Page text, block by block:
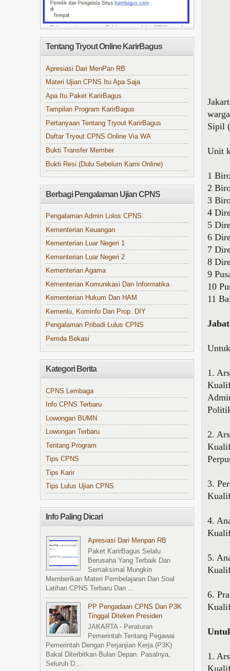
Sipil
Unit
1
2
3
4
5
6
7
8
9
10
11
1.
2.
3.
4.
5.
6.
1.
Tentang Tryout Online KarirBagus
Apresiasi Dari MenPan RB
Materi Ujian CPNS Itu Apa Saja
Apa Itu Paket KarirBagus
Tampilan Program KarirBagus
Pertanyaan Tentang Tryout KarirBagus
Daftar Tryout CPNS Online Via WA
Bukti Transfer Member
Bukti Resi (Dulu Sebelum Kami Online)
Berbagi Pengalaman Ujian CPNS
Pengalaman Admin Lolos CPNS
Kementerian Keuangan
Kementerian Luar Negeri 1
Kementerian Luar Negeri 2
Kementerian Agama
Kementerian Komunikasi Dan Informatika
Kementerian Hukum Dan HAM
Kemenlu, Kominfo Dan Prop. DIY
Pengalaman Pribadi Lulus CPNS
Pemda Bekasi
Kategori Berita
CPNS Lembaga
Info CPNS Terbaru
Lowongan BUMN
Lowongan Terbaru
Tentang Program
Tips CPNS
Tips Karir
Tips Lulus Ujian CPNS
Info Paling Dicari
Apresiasi Dari Menpan RB
Paket KarirBagus Selalu
Berusaha Yang Terbaik Dan
Semaksimal Mungkin
Memberikan Materi Pembelajaran Dan Soal
Latihan CPNS Terbaru Dan ...
PP Pengadaan CPNS Dan P3K
Tinggal Diteken Presiden
JAKARTA - Peraturan
Pemerintah Tentang Pegawai
Pemerintah Dengan Perjanjian Kerja (P3K)
Bakal Diterbitkan Bulan Depan. Pasalnya,
Seluruh D...